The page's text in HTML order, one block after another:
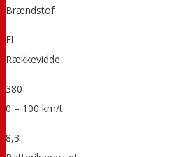
Brændstof
El
Rækkevidde
380
0 – 100 km/t
8,3